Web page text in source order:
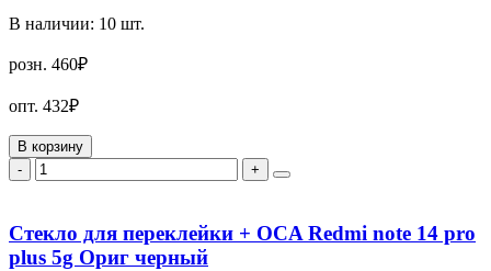
В наличии: 10 шт.
розн. 460₽
опт. 432₽
В корзину
-
+
Стекло для переклейки + OCA Redmi note 14 pro
plus 5g Ориг черный